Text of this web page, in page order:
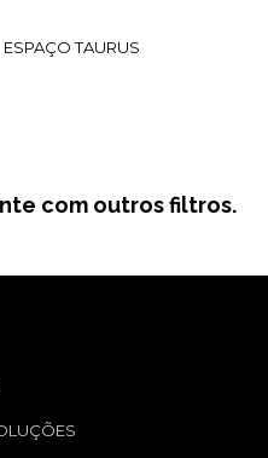
ESPAÇO TAURUS
com outros filtros.